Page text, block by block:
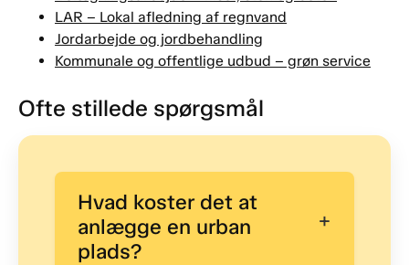
LAR – Lokal afledning af regnvand
Jordarbejde og jordbehandling
Kommunale og offentlige udbud – grøn service
Ofte stillede spørgsmål
Hvad koster det at
anlægge en urban
plads?
+